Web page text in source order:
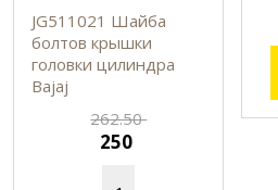
JG511021 Шайба
болтов крышки
головки цилиндра
Bajaj
262.50
250